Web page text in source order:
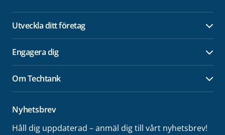
Utveckla ditt företag
Engagera dig
Om Techtank
Nyhetsbrev
Håll dig uppdaterad – anmäl dig till vårt nyhetsbrev!